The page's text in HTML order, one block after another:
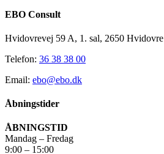
EBO Consult
Hvidovrevej 59 A, 1. sal, 2650 Hvidovre
Telefon: 36 38 38 00
Email: ebo@ebo.dk
Åbningstider
ÅBNINGSTID
Mandag – Fredag
9:00 – 15:00